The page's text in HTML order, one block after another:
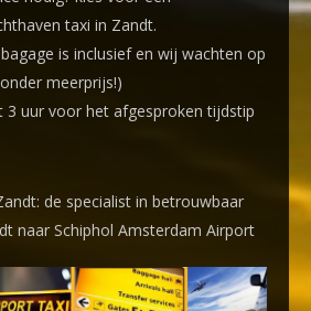
taxi in Zandt.
is inclusief en wij wachten op
meerprijs!)
3 uur voor het afgesproken tijdstip
de specialist in betrouwbaar
naar Schiphol Amsterdam Airport